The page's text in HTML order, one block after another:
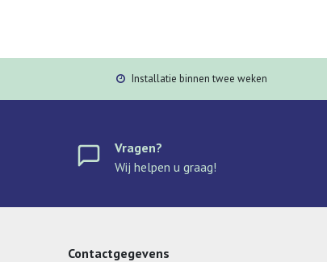
Installatie binnen twee weken
Vragen?
Wij helpen u graag!
Contactgegevens